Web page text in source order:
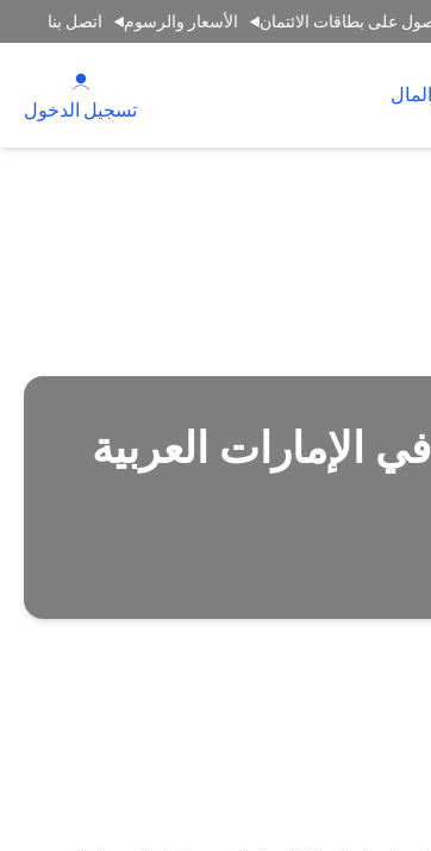
على بطاقات الائتمان الأسعار والرسوم اتصل بنا
تسجيل الدخول
الإمارات العربية